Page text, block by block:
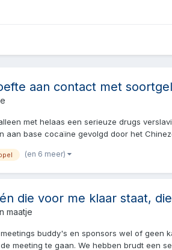
aan contact met
met helaas een serieuze drugs
aan base cocaïne gevolgd door het
(en 6 meer)
die voor me klaar staat,
maatje
buddy's en sponsors wel of
meeting te gaan. We hebben brudt een